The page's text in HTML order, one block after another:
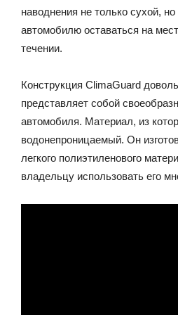
наводнения не только сухой,
автомобилю оставаться на
течении.
Конструкция ClimaGuard
представляет собой
автомобиля. Материал, из
водонепроницаемый. Он
легкого полиэтиленового
владельцу использовать его